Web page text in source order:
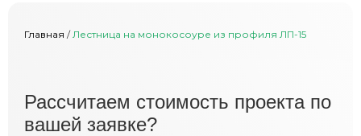
Главная / Лестница на монокосоуре из профиля ЛП-15
Расcчитаем стоимость проекта по
вашей заявке?